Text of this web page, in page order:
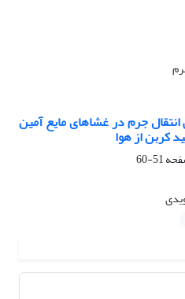
جرم در غشاهای مایع آمین
کربن از هوا
51-60